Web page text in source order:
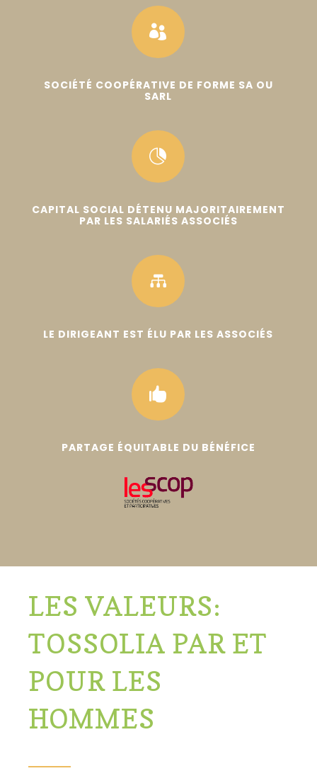

SOCIÉTÉ COOPÉRATIVE DE FORME SA OU
SARL

CAPITAL SOCIAL DÉTENU MAJORITAIREMENT
PAR LES SALARIÉS ASSOCIÉS

LE DIRIGEANT EST ÉLU PAR LES ASSOCIÉS

PARTAGE ÉQUITABLE DU BÉNÉFICE
LES VALEURS:
TOSSOLIA PAR ET
POUR LES
HOMMES